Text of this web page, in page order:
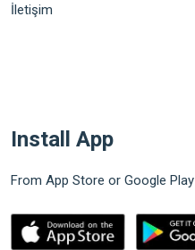
İletişim
Install App
From App Store or Google Play